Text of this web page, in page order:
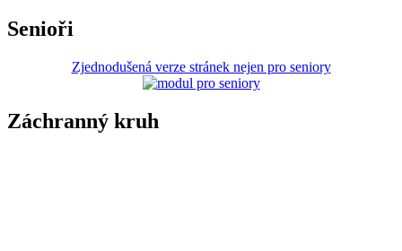
Senioři
Zjednodušená verze stránek nejen pro seniory
Záchranný kruh